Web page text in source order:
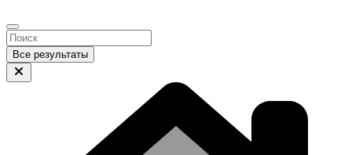
Все результаты